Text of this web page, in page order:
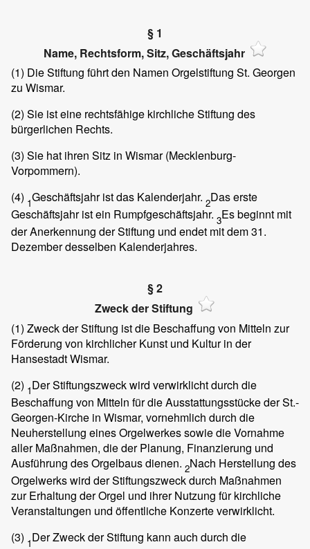
§ 1
Name, Rechtsform, Sitz, Geschäftsjahr
(1) Die Stiftung führt den Namen Orgelstiftung St. Georgen
zu Wismar.
(2) Sie ist eine rechtsfähige kirchliche Stiftung des
bürgerlichen Rechts.
(3) Sie hat ihren Sitz in Wismar (Mecklenburg-
Vorpommern).
(4) 1Geschäftsjahr ist das Kalenderjahr. 2Das erste
Geschäftsjahr ist ein Rumpfgeschäftsjahr. 3Es beginnt mit
der Anerkennung der Stiftung und endet mit dem 31.
Dezember desselben Kalenderjahres.
§ 2
Zweck der Stiftung
(1) Zweck der Stiftung ist die Beschaffung von Mitteln zur
Förderung von kirchlicher Kunst und Kultur in der
Hansestadt Wismar.
(2) 1Der Stiftungszweck wird verwirklicht durch die
Beschaffung von Mitteln für die Ausstattungsstücke der St.-
Georgen-Kirche in Wismar, vornehmlich durch die
Neuherstellung eines Orgelwerkes sowie die Vornahme
aller Maßnahmen, die der Planung, Finanzierung und
Ausführung des Orgelbaus dienen. 2Nach Herstellung des
Orgelwerks wird der Stiftungszweck durch Maßnahmen
zur Erhaltung der Orgel und ihrer Nutzung für kirchliche
Veranstaltungen und öffentliche Konzerte verwirklicht.
(3) 1Der Zweck der Stiftung kann auch durch die